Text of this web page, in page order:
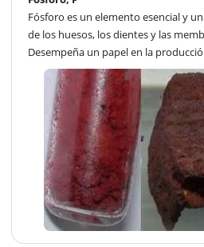
Fósforo es un elemento esencial y
de los huesos, los dientes y las
Desempeña un papel en la